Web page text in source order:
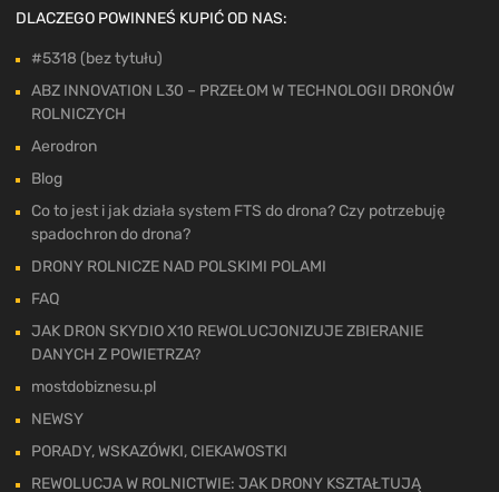
DLACZEGO POWINNEŚ KUPIĆ OD NAS:
#5318 (bez tytułu)
ABZ INNOVATION L30 – PRZEŁOM W TECHNOLOGII DRONÓW
ROLNICZYCH
Aerodron
Blog
Co to jest i jak działa system FTS do drona? Czy potrzebuję
spadochron do drona?
DRONY ROLNICZE NAD POLSKIMI POLAMI
FAQ
JAK DRON SKYDIO X10 REWOLUCJONIZUJE ZBIERANIE
DANYCH Z POWIETRZA?
mostdobiznesu.pl
NEWSY
PORADY, WSKAZÓWKI, CIEKAWOSTKI
REWOLUCJA W ROLNICTWIE: JAK DRONY KSZTAŁTUJĄ